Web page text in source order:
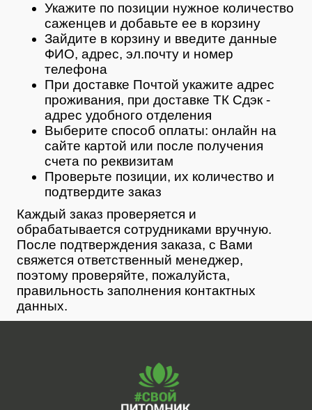
Укажите по позиции нужное количество
саженцев и добавьте ее в корзину
Зайдите в корзину и введите данные
ФИО, адрес, эл.почту и номер
телефона
При доставке Почтой укажите адрес
проживания, при доставке ТК Сдэк -
адрес удобного отделения
Выберите способ оплаты: онлайн на
сайте картой или после получения
счета по реквизитам
Проверьте позиции, их количество и
подтвердите заказ
Каждый заказ проверяется и
обрабатывается сотрудниками вручную.
После подтверждения заказа, с Вами
свяжется ответственный менеджер,
поэтому проверяйте, пожалуйста,
правильность заполнения контактных
данных.